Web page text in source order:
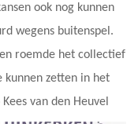
ook nog kunnen
wegens buitenspel.
roemde het collectief
kunnen zetten in het
van den Heuvel